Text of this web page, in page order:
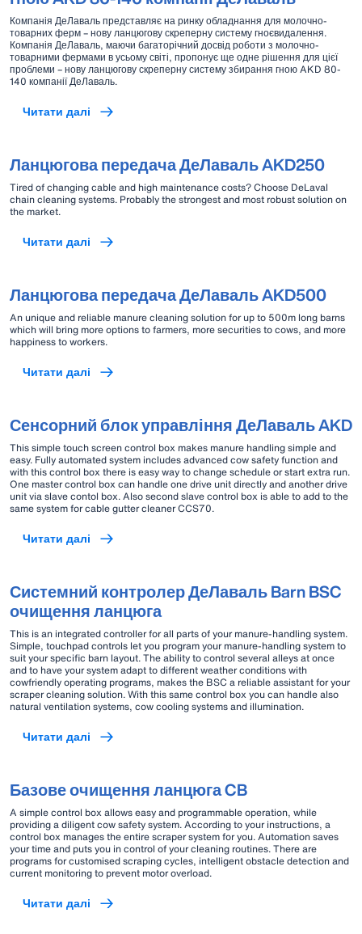
Компанія ДеЛаваль представляє на ринку обладнання для молочно-
товарних ферм – нову ланцюгову скреперну систему гноєвидалення.
Компанія ДеЛаваль, маючи багаторічний досвід роботи з молочно-
товарними фермами в усьому світі, пропонує ще одне рішення для цієї
проблеми – нову ланцюгову скреперну систему збирання гною AKD 80-
140 компанії ДеЛаваль.
Читати далі
Ланцюгова передача ДеЛаваль AKD250
Tired of changing cable and high maintenance costs? Choose DeLaval
chain cleaning systems. Probably the strongest and most robust solution on
the market.
Читати далі
Ланцюгова передача ДеЛаваль AKD500
An unique and reliable manure cleaning solution for up to 500m long barns
which will bring more options to farmers, more securities to cows, and more
happiness to workers.
Читати далі
Сенсорний блок управління ДеЛаваль AKD
This simple touch screen control box makes manure handling simple and
easy. Fully automated system includes advanced cow safety function and
with this control box there is easy way to change schedule or start extra run.
One master control box can handle one drive unit directly and another drive
unit via slave contol box. Also second slave control box is able to add to the
same system for cable gutter cleaner CCS70.
Читати далі
Системний контролер ДеЛаваль Barn BSC
очищення ланцюга
This is an integrated controller for all parts of your manure-handling system.
Simple, touchpad controls let you program your manure-handling system to
suit your specific barn layout. The ability to control several alleys at once
and to have your system adapt to different weather conditions with
cowfriendly operating programs, makes the BSC a reliable assistant for your
scraper cleaning solution. With this same control box you can handle also
natural ventilation systems, cow cooling systems and illumination.
Читати далі
Базове очищення ланцюга CB
A simple control box allows easy and programmable operation, while
providing a diligent cow safety system. According to your instructions, a
control box manages the entire scraper system for you. Automation saves
your time and puts you in control of your cleaning routines. There are
programs for customised scraping cycles, intelligent obstacle detection and
current monitoring to prevent motor overload.
Читати далі